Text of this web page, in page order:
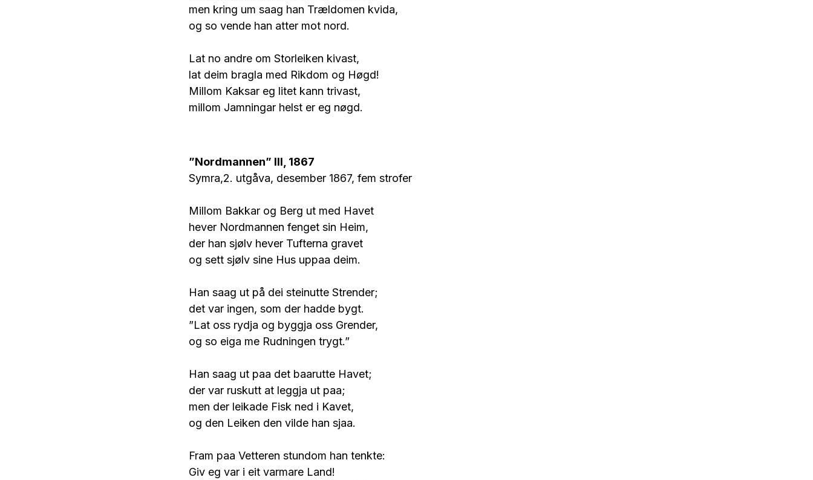
men kring um saag han Trældomen kvida,
og so vende han atter mot nord.
Lat no andre om Storleiken kivast,
lat deim bragla med Rikdom og Høgd!
Millom Kaksar eg litet kann trivast,
millom Jamningar helst er eg nøgd.
”Nordmannen” III, 1867
Symra,2. utgåva, desember 1867, fem strofer
Millom Bakkar og Berg ut med Havet
hever Nordmannen fenget sin Heim,
der han sjølv hever Tufterna gravet
og sett sjølv sine Hus uppaa deim.
Han saag ut på dei steinutte Strender;
det var ingen, som der hadde bygt.
”Lat oss rydja og byggja oss Grender,
og so eiga me Rudningen trygt.”
Han saag ut paa det baarutte Havet;
der var ruskutt at leggja ut paa;
men der leikade Fisk ned i Kavet,
og den Leiken den vilde han sjaa.
Fram paa Vetteren stundom han tenkte:
Giv eg var i eit varmare Land!